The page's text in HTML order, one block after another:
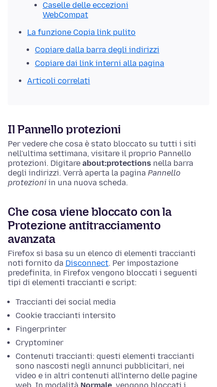
Caselle delle eccezioni
WebCompat
La funzione Copia link pulito
Copiare dalla barra degli indirizzi
Copiare dai link interni alla pagina
Articoli correlati
Il Pannello protezioni
Per vedere che cosa è stato bloccato su tutti i siti
nell'ultima settimana, visitare il proprio Pannello
protezioni. Digitare about:protections nella barra
degli indirizzi. Verrà aperta la pagina Pannello
protezioni in una nuova scheda.
Che cosa viene bloccato con la
Protezione antitracciamento
avanzata
Firefox si basa su un elenco di elementi traccianti
noti fornito da Disconnect. Per impostazione
predefinita, in Firefox vengono bloccati i seguenti
tipi di elementi traccianti e script:
Traccianti dei social media
Cookie traccianti intersito
Fingerprinter
Cryptominer
Contenuti traccianti: questi elementi traccianti
sono nascosti negli annunci pubblicitari, nei
video e in altri contenuti all'interno delle pagine